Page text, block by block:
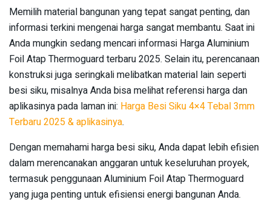
Memilih material bangunan yang tepat sangat penting, dan
informasi terkini mengenai harga sangat membantu. Saat ini
Anda mungkin sedang mencari informasi Harga Aluminium
Foil Atap Thermoguard terbaru 2025. Selain itu, perencanaan
konstruksi juga seringkali melibatkan material lain seperti
besi siku, misalnya Anda bisa melihat referensi harga dan
aplikasinya pada laman ini: Harga Besi Siku 4×4 Tebal 3mm
Terbaru 2025 & aplikasinya.
Dengan memahami harga besi siku, Anda dapat lebih efisien
dalam merencanakan anggaran untuk keseluruhan proyek,
termasuk penggunaan Aluminium Foil Atap Thermoguard
yang juga penting untuk efisiensi energi bangunan Anda.